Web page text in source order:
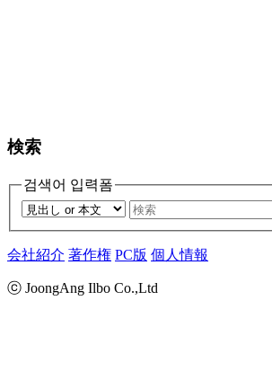
検索
검색어 입력폼
会社紹介 著作権 PC版 個人情報
ⓒ JoongAng Ilbo Co.,Ltd